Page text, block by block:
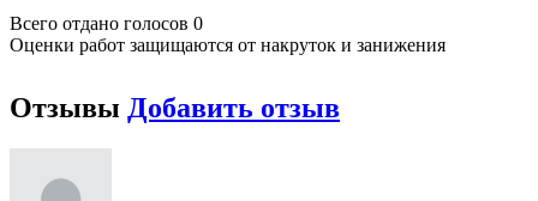
Всего отдано голосов 0
Оценки работ защищаются от накруток и занижения
Отзывы Добавить отзыв